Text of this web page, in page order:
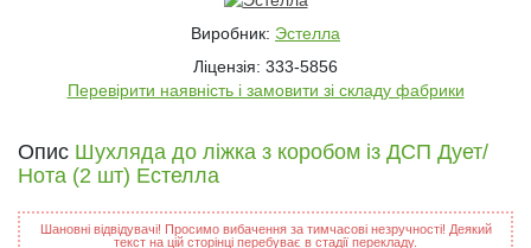
Виробник: Эстелла
Ліцензія: 333-5856
Перевірити наявність і замовити зі складу фабрики
Опис Шухляда до ліжка з коробом із ДСП Дует/
Нота (2 шт) Естелла
Шановні відвідувачі! Просимо вибачення за тимчасові незручності! Деякий
текст на цій сторінці перебуває в стадії перекладу.